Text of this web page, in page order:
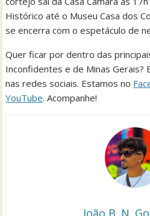
Histórico até o Museu Casa dos
se encerra com o espetáculo de
Quer ficar por dentro das
Inconfidentes e de Minas Gerais?
nas redes sociais. Estamos no
YouTube. Acompanhe!
João B. N.